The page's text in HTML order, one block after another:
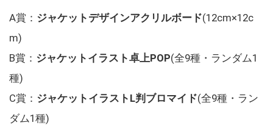
A賞： ジャケットデザインアクリルボード(12cm×12c
m)
B賞： ジャケットイラスト卓上POP(全9種・ランダム1
種)
C賞： ジャケットイラストL判ブロマイド(全9種・ラン
ダム1種)